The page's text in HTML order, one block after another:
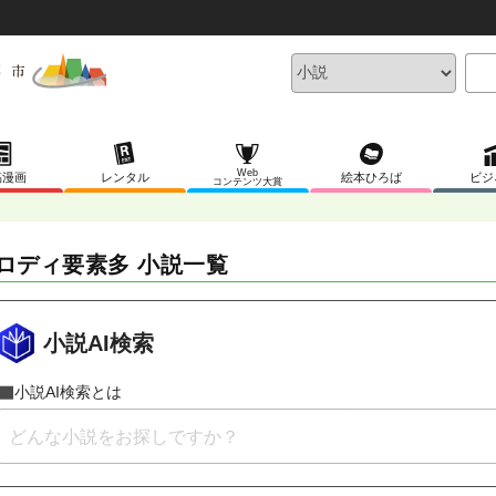
画 レンタル
Web
コンテンツ大賞
絵本ひろば ビ
ディ要素多 小説一覧
小説AI検索
小説AI検索とは